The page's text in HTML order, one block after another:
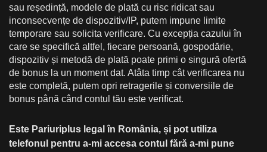
sau reședință, modele de plată cu risc ridicat sau
inconsecvențe de dispozitiv/IP, putem impune limite
temporare sau solicita verificare. Cu excepția cazului în
care se specifică altfel, fiecare persoană, gospodărie,
dispozitiv și metodă de plată poate primi o singură ofertă
de bonus la un moment dat. Atâta timp cât verificarea nu
este completă, putem opri retragerile și conversiile de
bonus până când contul tău este verificat.
Este Pariuriplus legal în România, și pot utiliza
telefonul pentru a-mi accesa contul fără a-mi pune